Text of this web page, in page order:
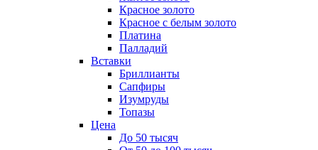
Красное золото
Красное с белым золото
Платина
Палладий
Вставки
Бриллианты
Сапфиры
Изумруды
Топазы
Цена
До 50 тысяч